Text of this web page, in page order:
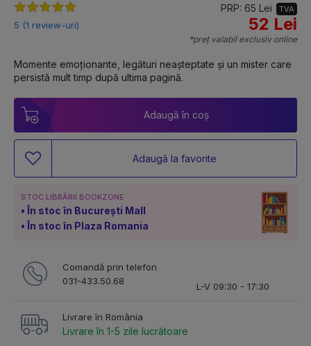
5 (1 review-uri)
PRP: 65 Lei TVA
52 Lei
*preț valabil exclusiv online
Momente emoționante, legături neașteptate și un mister care
persistă mult timp după ultima pagină.
Adaugă în coș
Adaugă la favorite
STOC LIBRĂRII BOOKZONE
În stoc în București Mall
În stoc în Plaza Romania
Comandă prin telefon
031-433.50.68
L-V 09:30 - 17:30
Livrare în România
Livrare în 1-5 zile lucrătoare